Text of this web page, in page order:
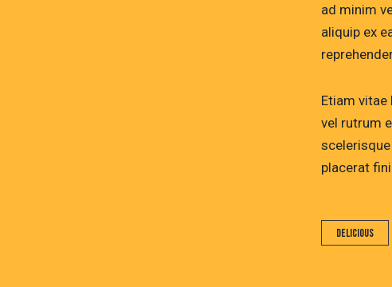
ad minim
aliquip ex
Etiam
vel rutrum
placerat
Delicious